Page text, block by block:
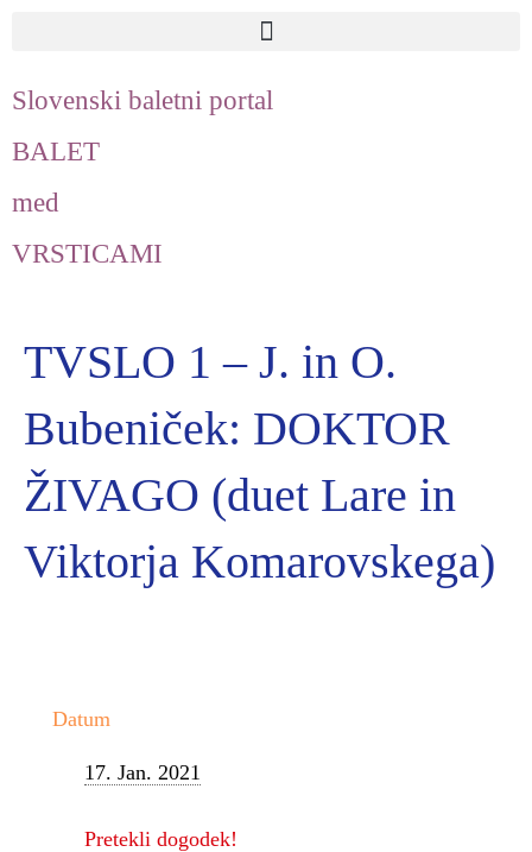
Slovenski baletni portal
BALET
med
VRSTICAMI
TVSLO 1 – J. in O.
Bubeniček: DOKTOR
ŽIVAGO (duet Lare in
Viktorja Komarovskega)
Datum
17. Jan. 2021
Pretekli dogodek!